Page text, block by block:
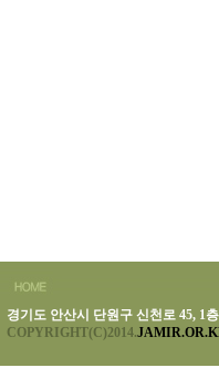
경기도 안산시 단원구 신천로 45, 1
COPYRIGHT(C)2014.